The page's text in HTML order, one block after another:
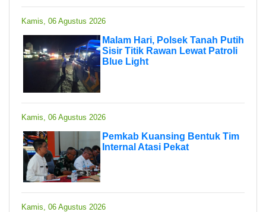
Kamis, 06 Agustus 2026
Malam Hari, Polsek Tanah Putih
Sisir Titik Rawan Lewat Patroli
Blue Light
Kamis, 06 Agustus 2026
Pemkab Kuansing Bentuk Tim
Internal Atasi Pekat
Kamis, 06 Agustus 2026